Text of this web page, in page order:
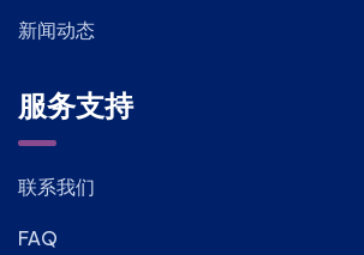
新闻动态
服务支持
联系我们
FAQ